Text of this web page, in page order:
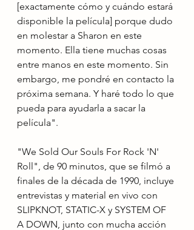
[exactamente cómo y cuándo estará
disponible la película] porque dudo
en molestar a Sharon en este
momento. Ella tiene muchas cosas
entre manos en este momento. Sin
embargo, me pondré en contacto la
próxima semana. Y haré todo lo que
pueda para ayudarla a sacar la
película".
"We Sold Our Souls For Rock 'N'
Roll", de 90 minutos, que se filmó a
finales de la década de 1990, incluye
entrevistas y material en vivo con
SLIPKNOT, STATIC-X y SYSTEM OF
A DOWN, junto con mucha acción